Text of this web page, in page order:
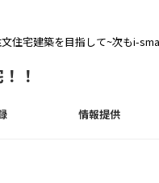
住宅建築を目指して~次もi-
！
情報提供